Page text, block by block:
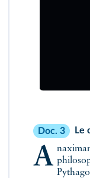
Doc. 3 Le
Anaximandre (610-545 av. J.-C.) est un